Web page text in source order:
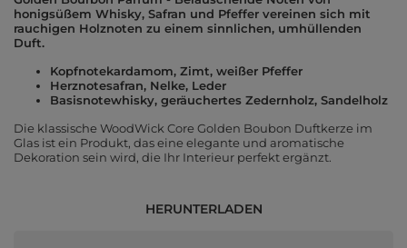
honigsüßem Whisky, Safran und Pfeffer vereinen sich mit
rauchigen Holznoten zu einem sinnlichen, umhüllenden
Duft.
Kopfnotekardamom, Zimt, weißer Pfeffer
Herznotesafran, Nelke, Leder
Basisnotewhisky, geräuchertes Zedernholz, Sandelholz
Die klassische WoodWick Core Golden Boubon Duftkerze im
Glas ist ein Produkt, das eine elegante und aromatische
Dekoration sein wird, die Ihr Interieur perfekt ergänzt.
HERUNTERLADEN